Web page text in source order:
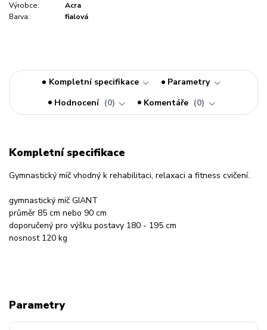
Výrobce:
Acra
Barva:
fialová
Kompletní specifikace
Parametry
Hodnocení
0 Komentáře 0
Kompletní specifikace
Gymnastický míč vhodný k rehabilitaci, relaxaci a fitness cvičení.
gymnastický míč GIANT
průměr 85 cm nebo 90 cm
doporučený pro výšku postavy 180 - 195 cm
nosnost 120 kg
Parametry